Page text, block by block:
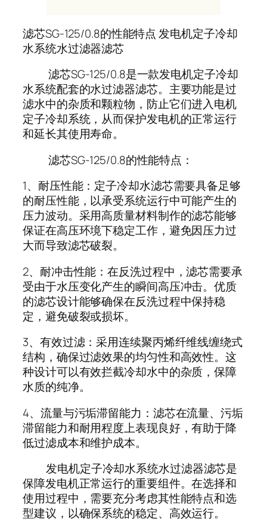
滤芯SG-125/0.8的性能特点 发电机定子冷却
水系统水过滤器滤芯
滤芯SG-125/0.8是一款发电机定子冷却
水系统配套的水过滤器滤芯。主要功能是过
滤水中的杂质和颗粒物，防止它们进入电机
定子冷却系统，从而保护发电机的正常运行
和延长其使用寿命。
滤芯SG-125/0.8的性能特点：
1、耐压性能：定子冷却水滤芯需要具备足够
的耐压性能，以承受系统运行中可能产生的
压力波动。采用高质量材料制作的滤芯能够
保证在高压环境下稳定工作，避免因压力过
大而导致滤芯破裂。
2、耐冲击性能：在反洗过程中，滤芯需要承
受由于水压变化产生的瞬间高压冲击。优质
的滤芯设计能够确保在反洗过程中保持稳
定，避免破裂或损坏。
3、有效过滤：采用连续聚丙烯纤维线缠绕式
结构，确保过滤效果的均匀性和高效性。这
种设计可以有效拦截冷却水中的杂质，保障
水质的纯净。
4、流量与污垢滞留能力：滤芯在流量、污垢
滞留能力和耐用程度上表现良好，有助于降
低过滤成本和维护成本。
发电机定子冷却水系统水过滤器滤芯是
保障发电机正常运行的重要组件。在选择和
使用过程中，需要充分考虑其性能特点和选
型建议，以确保系统的稳定、高效运行。